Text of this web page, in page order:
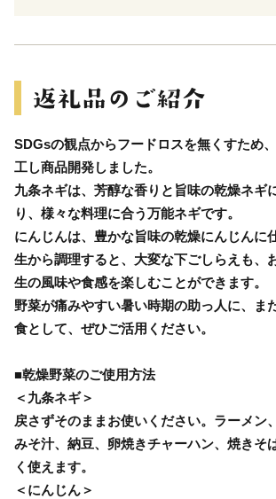
SDGsの観点からフードロスを無くすため
工し商品開発しました。
九条ネギは、芳醇な香りと旨味の乾燥ネギ
り、様々な料理に合う万能ネギです。
にんじんは、豊かな旨味の乾燥にんじんに
生から調理すると、大変な下ごしらえも、
生の風味や食感を楽しむことができます。
野菜が痛みやすい暑い時期の助っ人に、ま
食として、ぜひご活用ください。
■乾燥野菜のご使用方法
＜九条ネギ＞
戻さずそのままお使いください。ラーメン
みそ汁、納豆、卵焼きチャーハン、焼きそ
く使えます。
＜にんじん＞